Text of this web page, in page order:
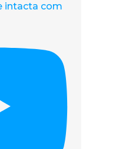
intacta com